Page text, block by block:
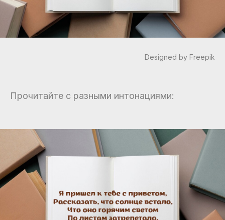
Designed by Freepik
Прочитайте с разными интонациями: